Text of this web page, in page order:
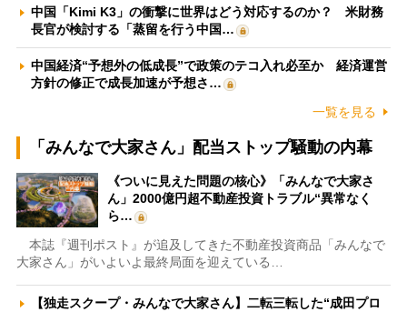
中国「Kimi K3」の衝撃に世界はどう対応するのか？ 米財務
長官が検討する「蒸留を行う中国…
中国経済“予想外の低成長”で政策のテコ入れ必至か 経済運営
方針の修正で成長加速が予想さ…
一覧を見る
「みんなで大家さん」配当ストップ騒動の内幕
《ついに見えた問題の核心》「みんなで大家さ
ん」2000億円超不動産投資トラブル“異常なく
ら…
本誌『週刊ポスト』が追及してきた不動産投資商品「みんなで
大家さん」がいよいよ最終局面を迎えている…
【独走スクープ・みんなで大家さん】二転三転した“成田プロ